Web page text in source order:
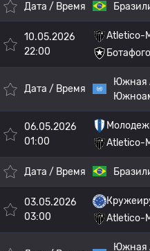
Дата / Время
10.05.2026
22:00
Atletico-
Ботафого
Дата / Время
Южная
06.05.2026
01:00
Atletico-
Дата / Время
03.05.2026
03:00
Atletico-
Южная